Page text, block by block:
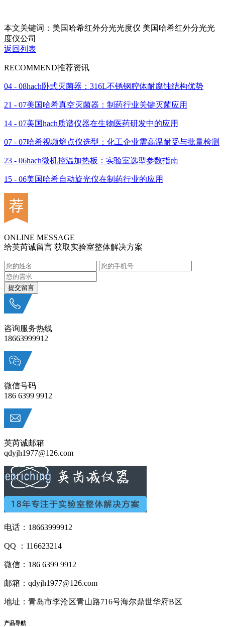
本文关键词：美国哈希红外分光光度仪 美国哈希红外分光光
度仪公司
返回列表
RECOMMEND推荐资讯
04 - 08hach卧式灭菌器：316L不锈钢腔体耐腐蚀结构优势
21 - 07美国哈希真空灭菌器：制药行业关键灭菌应用
14 - 07美国hach质谱仪器在生物医药研发中的应用
07 - 07哈希视频熔点仪选型：化工企业需高温耐受与批量检测
23 - 06hach微机控温加热板：实验室选型参数指南
15 - 06美国哈希自动旋光仪在制药行业的应用
ONLINE MESSAGE
给英芮诚留言 获取实验室整体解决方案
咨询服务热线
18663999912
微信号码
186 6399 9912
英芮诚邮箱
qdyjh1977@126.com
电话：18663999912
QQ ：116623214
微信：186 6399 9912
邮箱：qdyjh1977@126.com
地址：青岛市李沧区青山路716号海尔鼎世华府B区
产品导航